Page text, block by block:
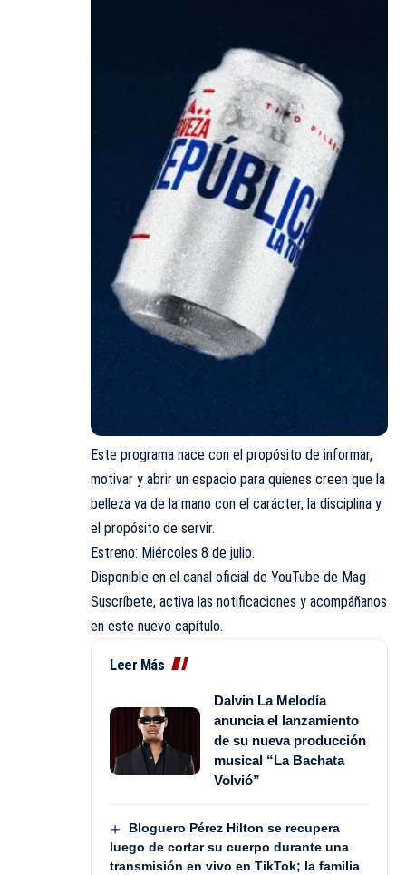
Este programa nace con el propósito de informar,
motivar y abrir un espacio para quienes creen que la
belleza va de la mano con el carácter, la disciplina y
el propósito de servir.
Estreno: Miércoles 8 de julio.
Disponible en el canal oficial de YouTube de Mag
Suscríbete, activa las notificaciones y acompáñanos
en este nuevo capítulo.
Leer Más
Dalvin La Melodía
anuncia el lanzamiento
de su nueva producción
musical “La Bachata
Volvió”
Bloguero Pérez Hilton se recupera
luego de cortar su cuerpo durante una
transmisión en vivo en TikTok; la familia